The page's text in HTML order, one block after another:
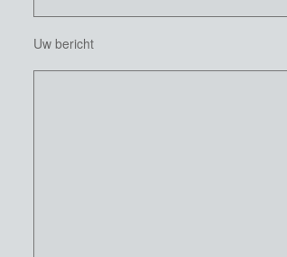
Uw bericht